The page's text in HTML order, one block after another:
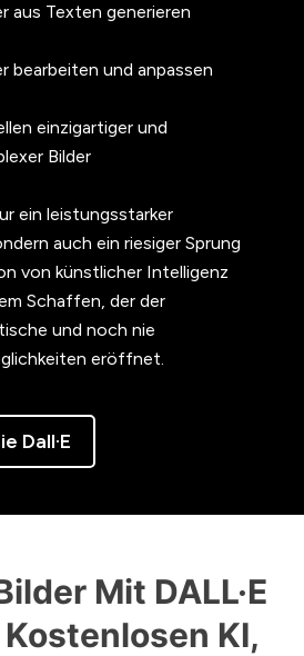
aus Texten generieren
bearbeiten und anpassen
einzigartiger und
Bilder
ein leistungsstarker
auch ein riesiger Sprung
von künstlicher Intelligenz
Schaffen, der der
und noch nie
eröffnet.
Dall·E
Mit DALL·E
Kostenlosen KI,